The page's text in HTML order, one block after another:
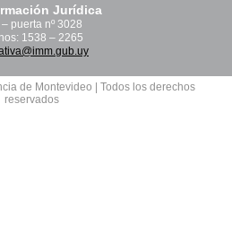
Jurídica
puerta nº 3028
1538 – 2265
de Montevideo | Todos los derechos
reservados